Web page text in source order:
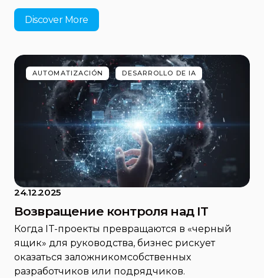
Discover More
AUTOMATIZACIÓN DESARROLLO DE IA
24.12.2025
Возвращение контроля над IT
Когда IT-проекты превращаются в «черный
ящик» для руководства, бизнес рискует
оказаться заложникомсобственных
разработчиков или подрядчиков.